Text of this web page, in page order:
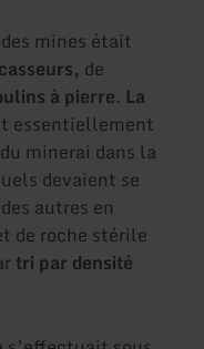
mines était
de
à pierre. La
essentiellement
minerai dans la
devaient se
autres en
de roche stérile
tri par densité